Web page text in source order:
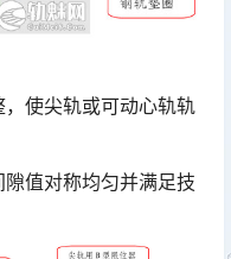
，使尖轨或可动心轨轨
隙值对称均匀并满足技